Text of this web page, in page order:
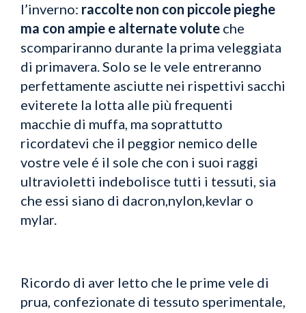
l’inverno: raccolte non con piccole pieghe
ma con ampie e alternate volute che
scompariranno durante la prima veleggiata
di primavera. Solo se le vele entreranno
perfettamente asciutte nei rispettivi sacchi
eviterete la lotta alle più frequenti
macchie di muffa, ma soprattutto
ricordatevi che il peggior nemico delle
vostre vele é il sole che con i suoi raggi
ultravioletti indebolisce tutti i tessuti, sia
che essi siano di dacron,nylon,kevlar o
mylar.
Ricordo di aver letto che le prime vele di
prua, confezionate di tessuto sperimentale,